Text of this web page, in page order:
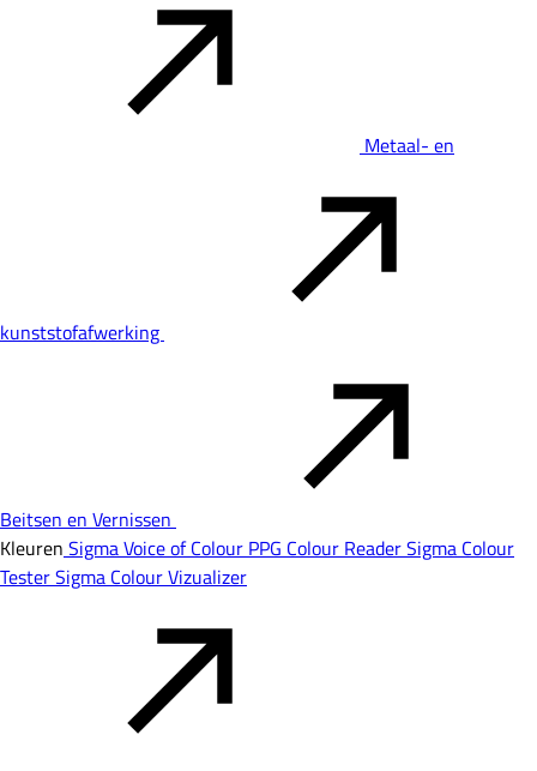
Metaal- en
kunststofafwerking
Beitsen en Vernissen
Kleuren Sigma Voice of Colour PPG Colour ReaderSigma Colour
TesterSigma Colour Vizualizer